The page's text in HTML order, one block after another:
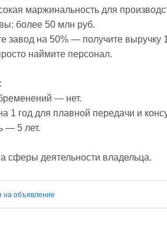
наймите персонал.
на объявление